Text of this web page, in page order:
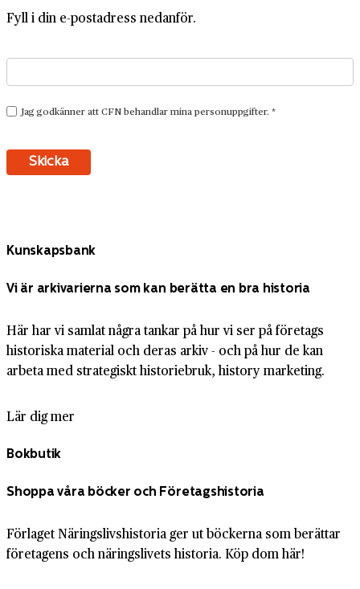
Fyll i din e-postadress nedanför.
Kunskapsbank
Vi är arkivarierna som kan berätta en bra historia
Här har vi samlat några tankar på hur vi ser på företags
historiska material och deras arkiv - och på hur de kan
arbeta med strategiskt historiebruk, history marketing.
Lär dig mer
Bokbutik
Shoppa våra böcker och Företagshistoria
Förlaget Näringslivshistoria ger ut böckerna som berättar
företagens och näringslivets historia. Köp dom här!